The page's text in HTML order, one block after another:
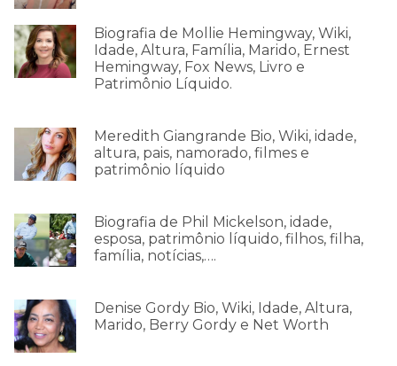
Biografia de Mollie Hemingway, Wiki,
Idade, Altura, Família, Marido, Ernest
Hemingway, Fox News, Livro e
Patrimônio Líquido.
Meredith Giangrande Bio, Wiki, idade,
altura, pais, namorado, filmes e
patrimônio líquido
Biografia de Phil Mickelson, idade,
esposa, patrimônio líquido, filhos, filha,
família, notícias,….
Denise Gordy Bio, Wiki, Idade, Altura,
Marido, Berry Gordy e Net Worth